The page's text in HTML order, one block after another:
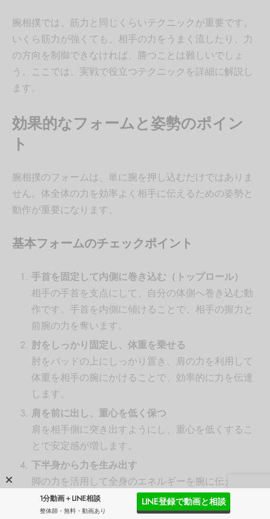
腕相撲では、筋力と同じくらいテクニックが重要です。
いくら筋力が強くても、相手の力をうまく流したり、力
の方向を制御できなければ、勝つことは難しいでしょ
う。ここでは、実戦で役立つテクニックを詳細に解説し
ます。
効果的なフォームと姿勢のポイン
ト
腕相撲のフォームは、単に腕を押し込むだけではありま
せん。体全体の力を効率よく相手に伝えるための姿勢と
動作が重要になります。
基本フォームのチェックポイント
手首を固定して内側に巻き込む（トップロール）
相手の手首を支点にして、自分の体側へ巻き込む動
作です。手首を内側に傾けることで、相手の握力と
前腕の力を奪います。
肘をしっかり固定し、体重を乗せる
肘をパッドの上にしっかり置き、肩の力を利用して
体重を相手の腕にかけることで、効率的に力を伝達
します。
肩を前に出し、重心を低く保つ
肩を相手側に突き出すようにし、重心を低くするこ
とで安定感が増します。
下半身から力を生み出す
脚の力を活用して全身のエネルギーを腕に伝えるた
め、足の位置や体のひねりも重要です。
1分動画＋LINE相談
整体師・無料・動画あり
LINE登録で動画と相談